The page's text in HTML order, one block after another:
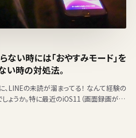
い時には「おやすみモード」を
い時の対処法。
未読が溜まってる！ なんて経験の
ょうか。特に最近のiOS11（画面録画がで